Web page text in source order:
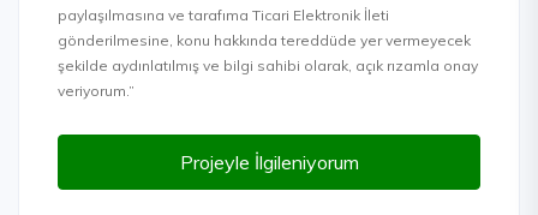
paylaşılmasına ve tarafıma Ticari Elektronik İleti
gönderilmesine, konu hakkında tereddüde yer vermeyecek
şekilde aydınlatılmış ve bilgi sahibi olarak, açık rızamla onay
veriyorum.”
Projeyle İlgileniyorum